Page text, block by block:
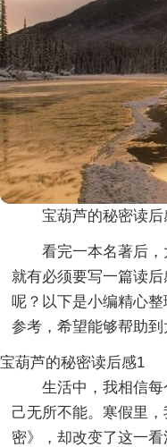
宝葫芦的秘密读后
看完一本名著后
就有必须要写一篇读
呢？以下是小编精心
参考，希望能够帮助到
宝葫芦的秘密读后感1
生活中，我相信
己无所不能。寒假里
密》，却改变了这一看